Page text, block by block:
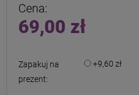
Cena:
69,00 zł
Zapakuj na
prezent:
+9,60 zł